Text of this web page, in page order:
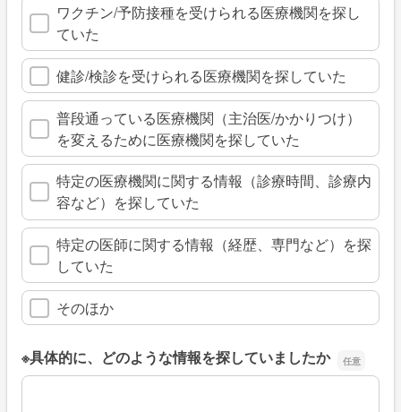
ワクチン/予防接種を受けられる医療機関を探し
ていた
健診/検診を受けられる医療機関を探していた
普段通っている医療機関（主治医/かかりつけ）
を変えるために医療機関を探していた
特定の医療機関に関する情報（診療時間、診療内
容など）を探していた
特定の医師に関する情報（経歴、専門など）を探
していた
そのほか
※具体的に、どのような情報を探していましたか
※具体的に、どのような情報を探していましたか